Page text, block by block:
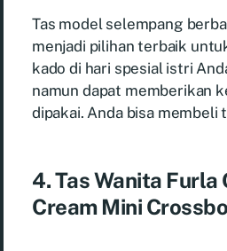
Tas model selempang
menjadi pilihan terbaik
kado di hari spesial istri
namun dapat memberikan
dipakai. Anda bisa membeli
4. Tas Wanita Furla
Cream Mini